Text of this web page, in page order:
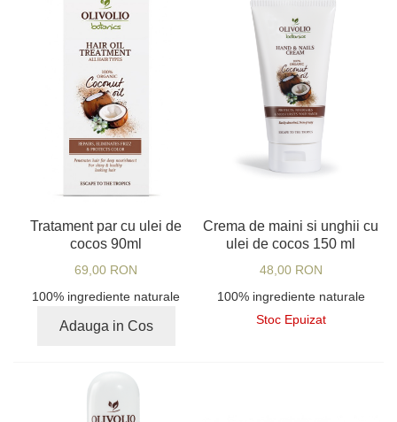
Tratament par cu ulei de
cocos 90ml
69,00 RON
100% ingrediente naturale
Adauga in Cos
Crema de maini si unghii cu
ulei de cocos 150 ml
48,00 RON
100% ingrediente naturale
Stoc Epuizat